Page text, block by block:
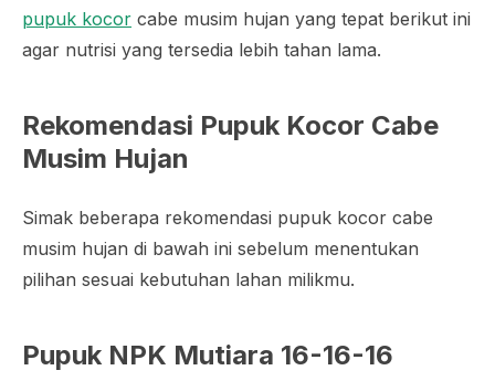
pupuk kocor cabe musim hujan yang tepat berikut ini
agar nutrisi yang tersedia lebih tahan lama.
Rekomendasi Pupuk Kocor Cabe
Musim Hujan
Simak beberapa rekomendasi pupuk kocor cabe
musim hujan di bawah ini sebelum menentukan
pilihan sesuai kebutuhan lahan milikmu.
Pupuk NPK Mutiara 16-16-16